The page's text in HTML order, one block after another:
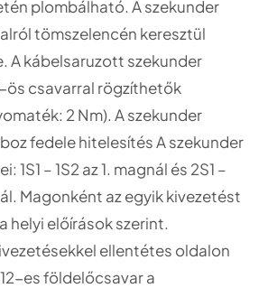
plombálható. A szekunder
tömszelencén keresztül
A kábelsaruzott szekunder
ös csavarral rögzíthetők
2 Nm). A szekunder
fedele hitelesítés A szekunder
1S1 – 1S2 az 1. magnál és 2S1 –
Magonként az egyik kivezetést
helyi előírások szerint.
ellentétes oldalon
es földelőcsavar a